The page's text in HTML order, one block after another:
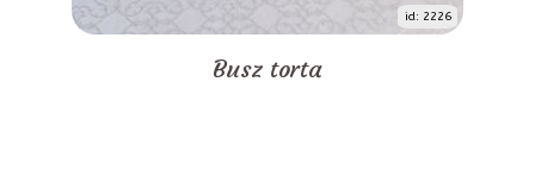
id: 2226
Busz torta